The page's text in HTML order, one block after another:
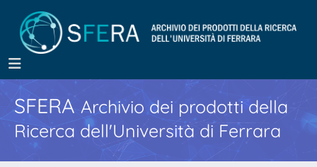
SFERA Archivio dei prodotti della
Ricerca dell'Università di Ferrara